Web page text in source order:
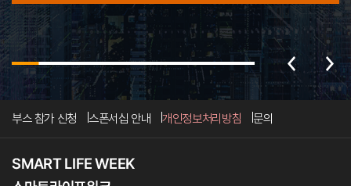
부스 참가 신청 스폰서십 안내 개인정보처리방침 문의